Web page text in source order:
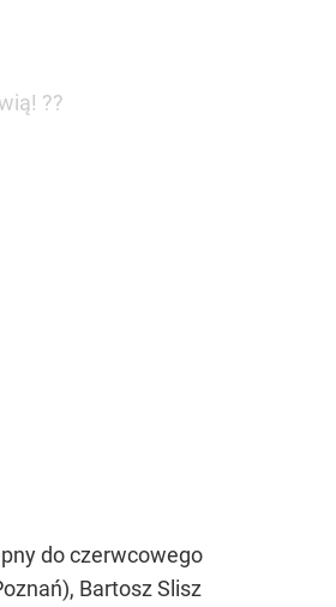
??
do czerwcowego
Bartosz Slisz